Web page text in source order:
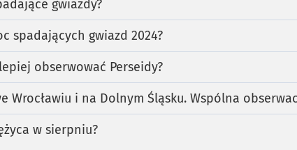
gwiazdy?
spadających gwiazd 2024?
obserwować Perseidy?
Wrocławiu i na Dolnym Śląsku. Wspólna
w sierpniu?